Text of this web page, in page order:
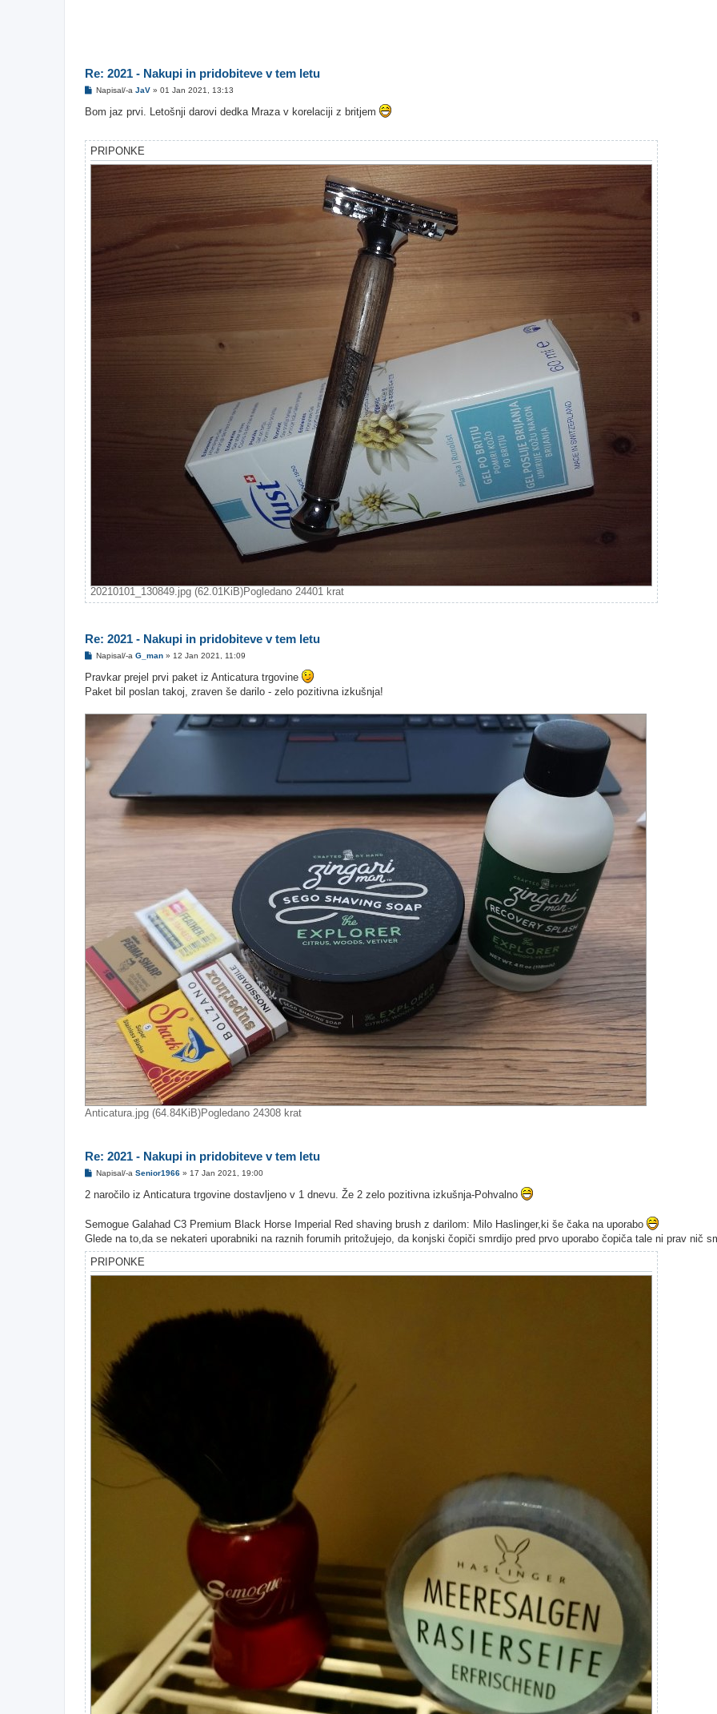
Re: 2021 - Nakupi in pridobiteve v tem letu
O
g
o
r
Napisal/-a JaV » 01 Jan 2021, 13:13
Bom jaz prvi. Letošnji darovi dedka Mraza v korelaciji z britjem
PRIPONKE
20210101_130849.jpg (62.01KiB)Pogledano 24401 krat
Re: 2021 - Nakupi in pridobiteve v tem letu
O
g
o
v
r
Napisal/-a G_man » 12 Jan 2021, 11:09
Pravkar prejel prvi paket iz Anticatura trgovine
Paket bil poslan takoj, zraven še darilo - zelo pozitivna izkušnja!
Anticatura.jpg (64.84KiB)Pogledano 24308 krat
Re: 2021 - Nakupi in pridobiteve v tem letu
O
g
o
r
Napisal/-a Senior1966 » 17 Jan 2021, 19:00
2 naročilo iz Anticatura trgovine dostavljeno v 1 dnevu. Že 2 zelo pozitivna izkušnja-Pohvalno
Semogue Galahad C3 Premium Black Horse Imperial Red shaving brush z darilom: Milo Haslinger,ki še čaka na uporabo
Glede na to,da se nekateri uporabniki na raznih forumih pritožujejo, da konjski čopiči smrdijo pred prvo uporabo čopiča tale ni prav nič
PRIPONKE